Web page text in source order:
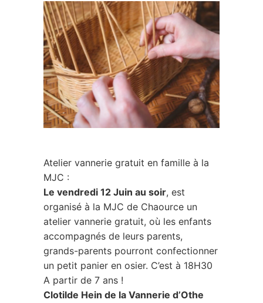
Atelier vannerie gratuit en famille à la
MJC :
Le vendredi 12 Juin au soir, est
organisé à la MJC de Chaource un
atelier vannerie gratuit, où les enfants
accompagnés de leurs parents,
grands-parents pourront confectionner
un petit panier en osier. C’est à 18H30
A partir de 7 ans !
Clotilde Hein de la Vannerie d’Othe